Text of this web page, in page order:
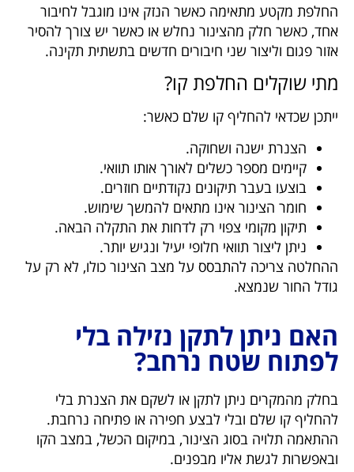
החלפת מקטע מתאימה כאשר הנזק אינו מוגבל לחיבור
אחד, כאשר חלק מהצינור נחלש או כאשר יש צורך להסיר
אזור פגום וליצור שני חיבורים חדשים בתשתית תקינה.
מתי שוקלים החלפת קו?
ייתכן שכדאי להחליף קו שלם כאשר:
הצנרת ישנה ושחוקה.
קיימים מספר כשלים לאורך אותו תוואי.
בוצעו בעבר תיקונים נקודתיים חוזרים.
חומר הצינור אינו מתאים להמשך שימוש.
תיקון מקומי צפוי רק לדחות את התקלה הבאה.
ניתן ליצור תוואי חלופי יעיל ונגיש יותר.
ההחלטה צריכה להתבסס על מצב הצינור כולו, לא רק על
גודל החור שנמצא.
האם ניתן לתקן נזילה בלי
לפתוח שטח נרחב?
בחלק מהמקרים ניתן לתקן או לשקם את הצנרת בלי
להחליף קו שלם ובלי לבצע חפירה או פתיחה נרחבת.
ההתאמה תלויה בסוג הצינור, במיקום הכשל, במצב הקו
ובאפשרות לגשת אליו מבפנים.